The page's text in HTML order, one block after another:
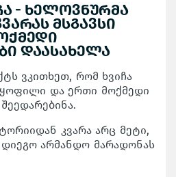
- ხელოვნურმა
მსგავსი
დაასახელა
ვკითხეთ, რომ ხვიჩა
და ერთი მოქმედი
კვარა არც მეტი,
არმანდო მარადონას